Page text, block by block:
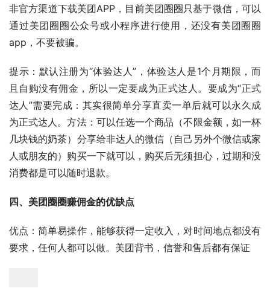
非官方渠道下载美团APP，目前美团圈圈只基于微信，可以
通过美团圈圈公众号或小程序进行使用，还没有美团圈圈
app，不要被骗。
提示：默认注册为“体验达人”，体验达人是1个月期限，而
且自购没有佣金，所以一定要成为正式达人。要成为“正式
达人”需要完成：其实很简单分享直卖一单后就可以永久成
为正式达人。方法：可以任选一个商品（不限金额，如一杯
几块钱的奶茶）分享给非达人的微信（自己另外个微信或家
人或朋友的）购买一下就可以，购买后无须担心，过期和没
消费都是可以随时退款。
四、美团圈圈赚佣金的优缺点
优点：简单易操作，能够获得一定收入，对时间地点都没有
要求，任何人都可以做。美团背书，信誉和售后都有保证